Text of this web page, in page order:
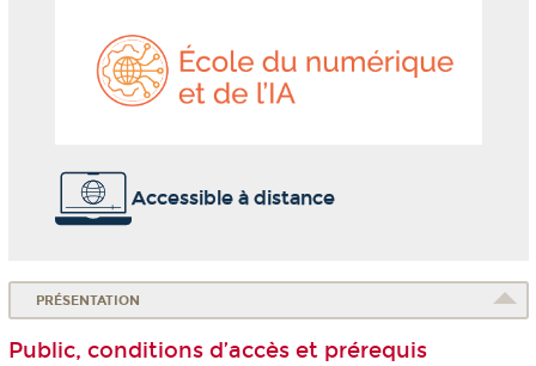
Accessible à distance
PRÉSENTATION
Public, conditions d’accès et prérequis